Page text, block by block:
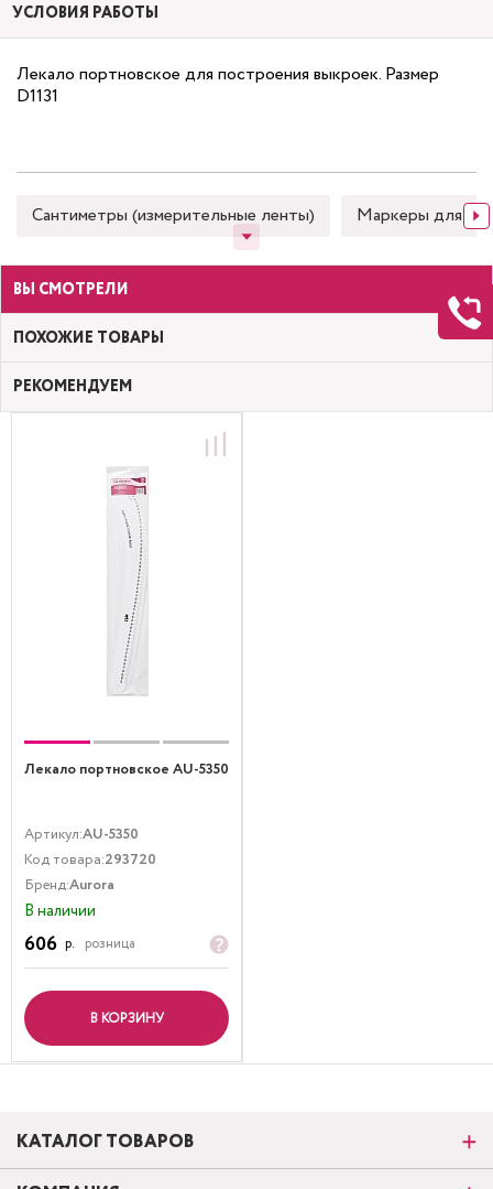
УСЛОВИЯ РАБОТЫ
Лекало портновское для построения выкроек. Размер
D1131
Сантиметры (измерительные ленты) Маркеры для
ВЫ СМОТРЕЛИ
ПОХОЖИЕ ТОВАРЫ
РЕКОМЕНДУЕМ
Лекало портновское AU-5350
Артикул:AU-5350
Код товара:293720
Бренд:Aurora
В наличии
606 р. розница
В КОРЗИНУ
КАТАЛОГ ТОВАРОВ